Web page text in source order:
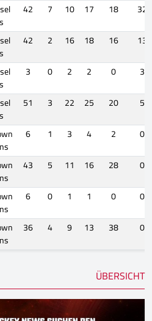
42 7 10 17 18
32
42 2 16 18 16
13
3 0 2 2 0
3
51 3 22 25 20
5
6 1 3 4 2
0
43 5 11 16 28
0
6 0 1 1 0
0
36 4 9 13 38 0
ÜBERSICHT